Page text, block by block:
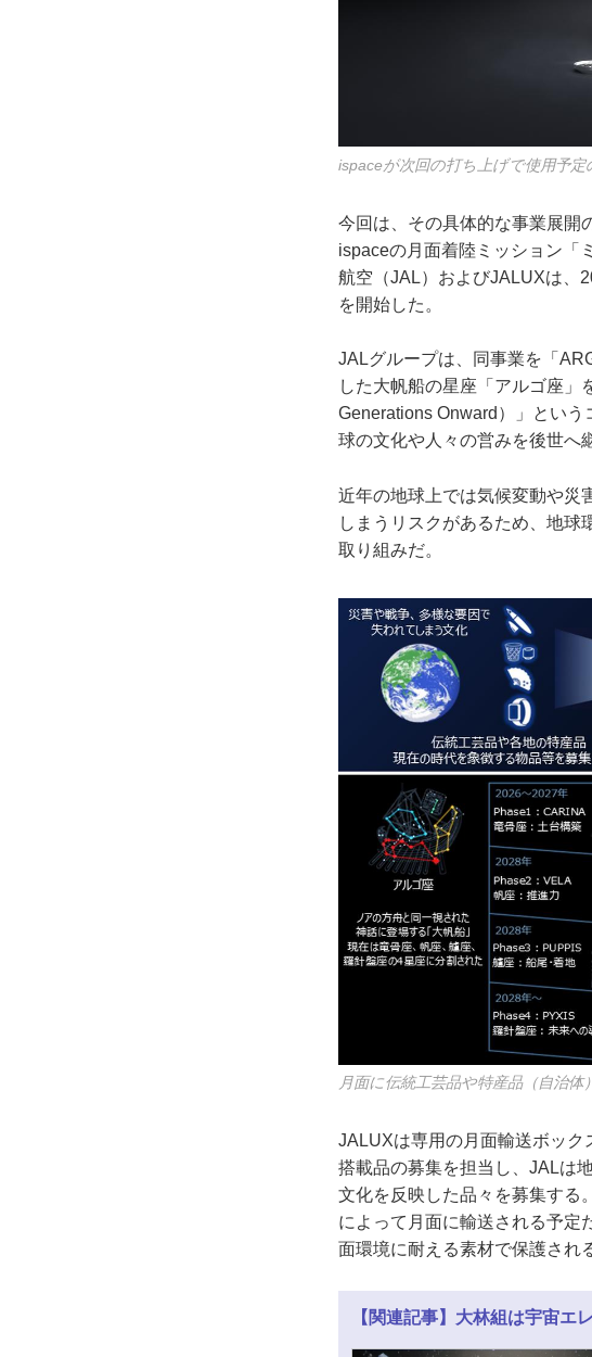
ispaceが次回の打ち上げで使用予定
今回は、その具体的な事業展開
ispaceの月面着陸ミッション「
航空（JAL）およびJALUXは、
を開始した。
JALグループは、同事業を「
した大帆船の星座「アルゴ座」
Generations Onward）」とい
球の文化や人々の営みを後世へ
近年の地球上では気候変動や災
しまうリスクがあるため、地球
取り組みだ。
月面に伝統工芸品や特産品（自治
JALUXは専用の月面輸送ボック
搭載品の募集を担当し、JALは
文化を反映した品々を募集する
によって月面に輸送される予定
面環境に耐える素材で保護され
【関連記事】大林組は宇宙エ